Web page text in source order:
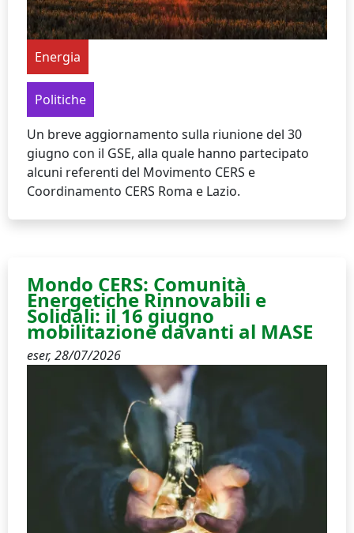
Energia
Politiche
Un breve aggiornamento sulla riunione del 30
giugno con il GSE, alla quale hanno partecipato
alcuni referenti del Movimento CERS e
Coordinamento CERS Roma e Lazio.
Mondo CERS: Comunità
Energetiche Rinnovabili e
Solidali: il 16 giugno
mobilitazione davanti al MASE
eser, 28/07/2026